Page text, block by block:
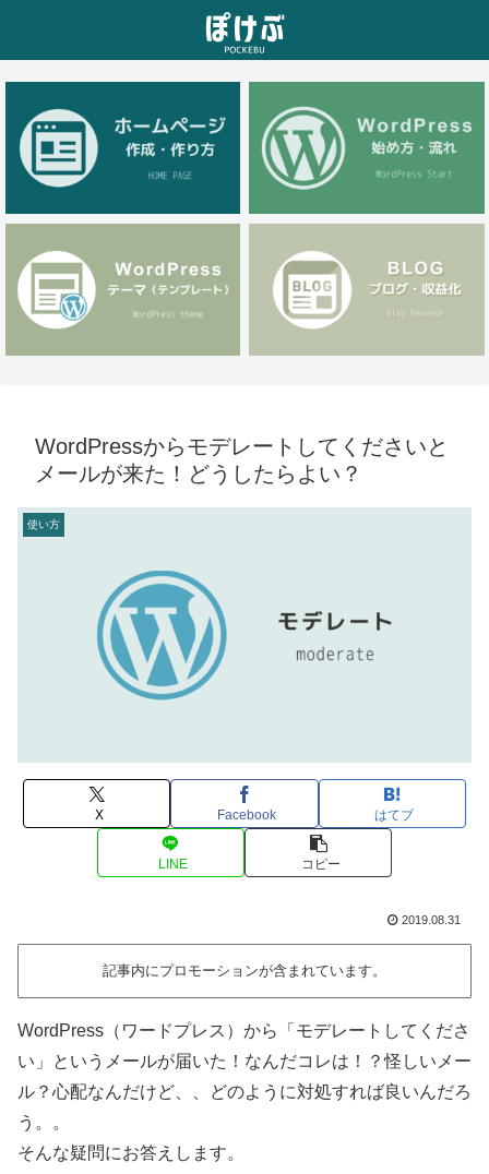
WordPressからモデレートしてくださいと
メールが来た！どうしたらよい？
使い方
X Facebook はてブ
LINE コピー
2019.08.31
記事内にプロモーションが含まれています。
WordPress（ワードプレス）から「モデレートしてくださ
い」というメールが届いた！なんだコレは！？怪しいメー
ル？心配なんだけど、、どのように対処すれば良いんだろ
う。。
そんな疑問にお答えします。